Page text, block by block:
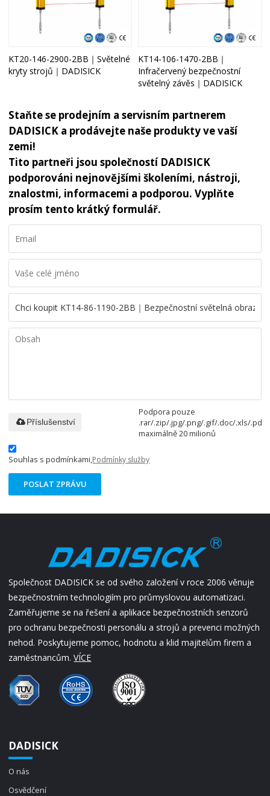
KT20-146-2900-2BB｜Světelné
kryty strojů｜DADISICK
KT14-106-1470-2BB｜
Infračervený bezpečnostní
světelný závěs｜DADISICK
Staňte se prodejním a servisním partnerem
DADISICK a prodávejte naše produkty ve vaší
zemi!
Tito partneři jsou společností DADISICK
podporováni nejnovějšími školeními, nástroji,
znalostmi, informacemi a podporou. Vyplňte
prosím tento krátký formulář.
Podpora pouze
.rar/.zip/.jpg/.png/.gif/.doc/.xls/.pdf,
maximálně 20 milionů
Příslušenství
Souhlas s podmínkami,Podmínky služby
POSLAT ZPRÁVU
Společnost DADISICK se od svého založení v roce 2006 věnuje
bezpečnostním technologiím pro průmyslovou automatizaci.
Zaměřujeme se na řešení a aplikace bezpečnostních senzorů
pro ochranu bezpečnosti personálu a strojů a prevenci možných
nehod. Poskytujeme pomoc, hodnotu a klid majitelům firem a
zaměstnancům.VÍCE
DADISICK
O nás
Osvědčení